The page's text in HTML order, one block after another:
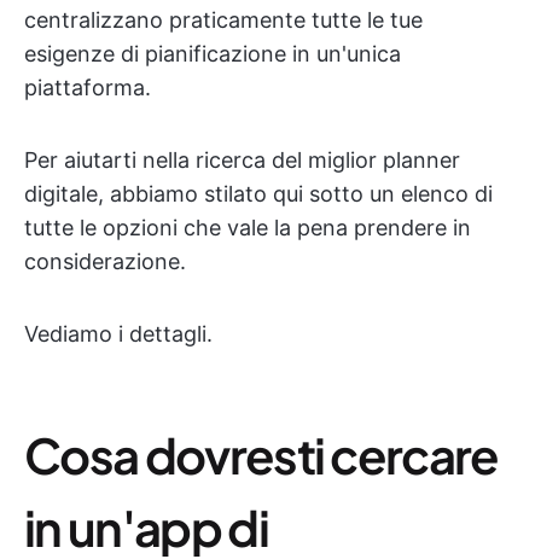
centralizzano praticamente tutte le tue
esigenze di pianificazione in un'unica
piattaforma.
Per aiutarti nella ricerca del miglior planner
digitale, abbiamo stilato qui sotto un elenco di
tutte le opzioni che vale la pena prendere in
considerazione.
Vediamo i dettagli.
Cosa dovresti cercare
in un'app di